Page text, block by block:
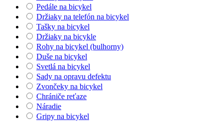
Pedále na bicykel
Držiaky na telefón na bicykel
Tašky na bicykel
Držiaky na bicykle
Rohy na bicykel (bulhorny)
Duše na bicykel
Svetlá na bicykel
Sady na opravu defektu
Zvončeky na bicykel
Chrániče reťaze
Náradie
Gripy na bicykel